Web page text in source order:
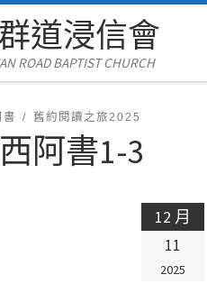
道浸信會
ROAD BAPTIST CHURCH
書 舊約閱讀之旅2025
阿書1-3
12 月
11
2025